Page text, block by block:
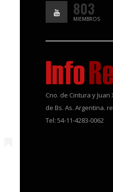
803
MIEMBROS
Cno. de Cintura y Juan
de Bs. As. Argentina.
Tel: 54-11-4283-0062